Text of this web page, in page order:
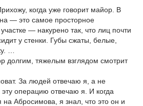
когда уже говорит майор. В
— это самое просторное
— накурено так, что лиц почти
у стенки. Губы сжаты, белые,
…
долгим, тяжелым взглядом смотрит
За людей отвечаю я, а не
операцию отвечаю я. И когда
на Абросимова, я знал, что это он и